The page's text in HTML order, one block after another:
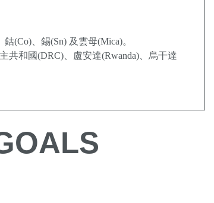
(Co)、錫(Sn) 及雲母(Mica)。
和國(DRC)、盧安達(Rwanda)、烏干達